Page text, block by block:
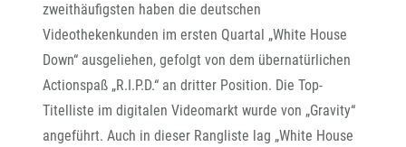
zweithäufigsten haben die deutschen
Videothekenkunden im ersten Quartal „White House
Down“ ausgeliehen, gefolgt von dem übernatürlichen
Actionspaß „R.I.P.D.“ an dritter Position. Die Top-
Titelliste im digitalen Videomarkt wurde von „Gravity“
angeführt. Auch in dieser Rangliste lag „White House